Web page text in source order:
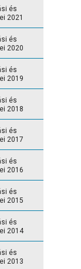
és
2021
és
2020
és
2019
és
2018
és
2017
és
2016
és
2015
és
2014
és
2013